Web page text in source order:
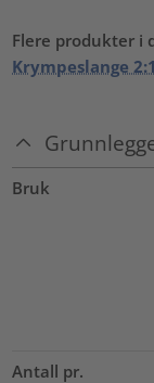
Flere produkter i
Krympeslange 2:1
Bruk
Antall pr.